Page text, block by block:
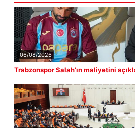
06/08/2026
Trabzonspor Salah’ın maliyetini